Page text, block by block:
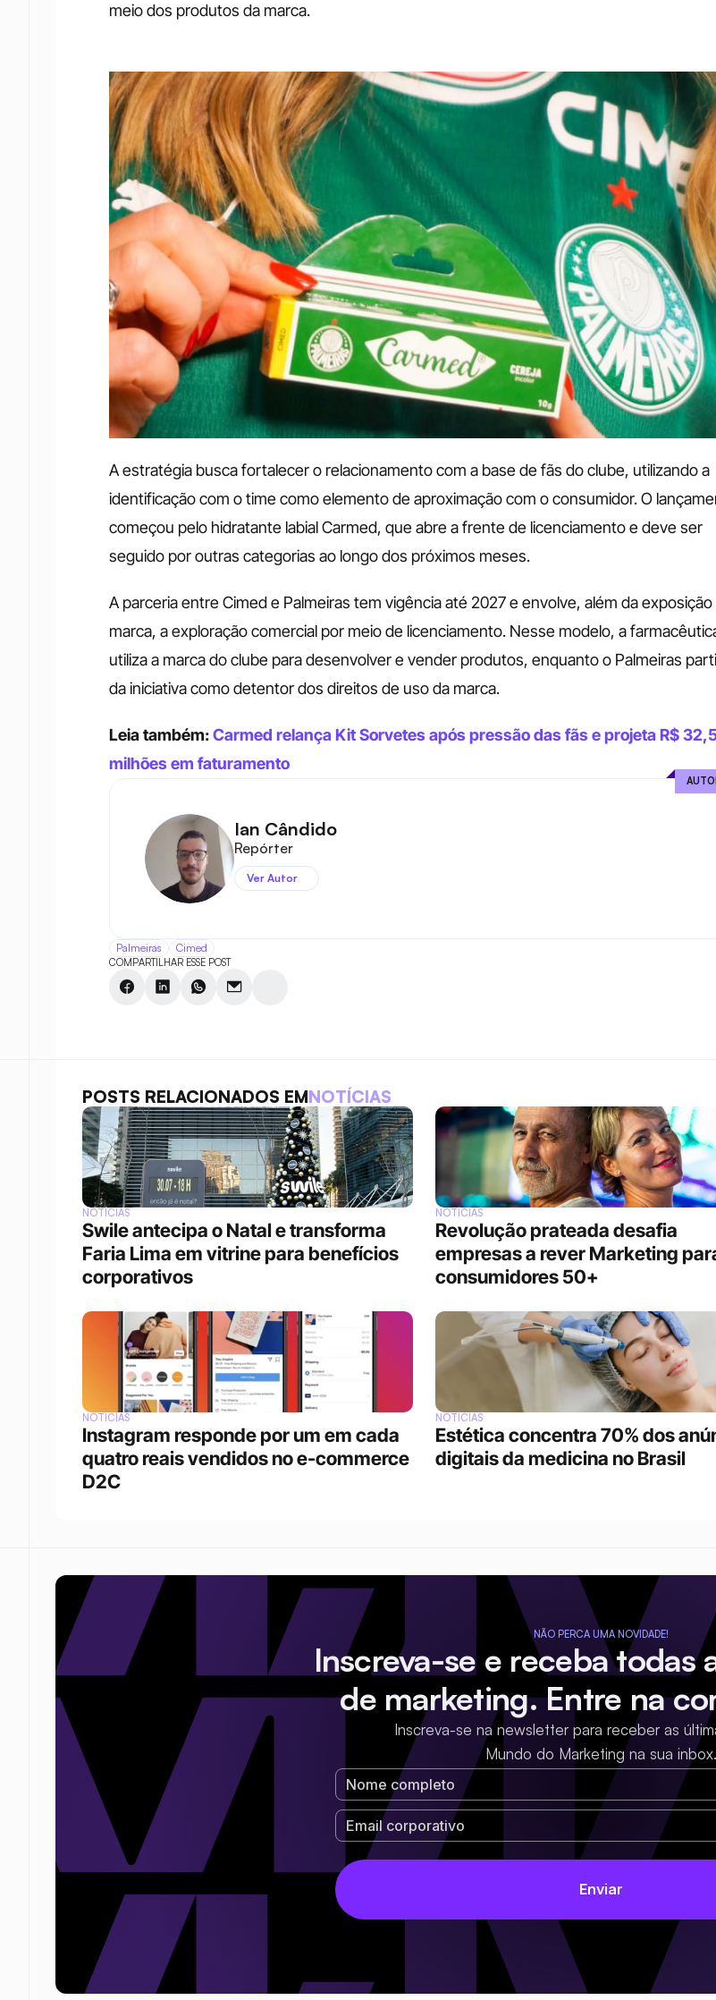
meio dos produtos da marca.
A estratégia busca fortalecer o relacionamento com a base de fãs do clube, utilizando a
identificação com o time como elemento de aproximação com o consumidor. O
começou pelo hidratante labial Carmed, que abre a frente de licenciamento e deve ser
seguido por outras categorias ao longo dos próximos meses.
A parceria entre Cimed e Palmeiras tem vigência até 2027 e envolve, além da exposição
marca, a exploração comercial por meio de licenciamento. Nesse modelo, a
utiliza a marca do clube para desenvolver e vender produtos, enquanto o Palmeiras
da iniciativa como detentor dos direitos de uso da marca.
Leia também: Carmed relança Kit Sorvetes após pressão das fãs e projeta R$
milhões em faturamento
Palmeiras Cimed
COMPARTILHAR ESSE POST
Ian Cândido
Repórter
Ver Autor
POSTS RELACIONADOS EMNOTÍCIAS
NOTÍCIAS
Swile antecipa o Natal e transforma
Faria Lima em vitrine para benefícios
corporativos
NOTÍCIAS
Revolução prateada desafia
empresas a rever Marketing
consumidores 50+
NOTÍCIAS
Instagram responde por um em cada
quatro reais vendidos no e-commerce
D2C
NOTÍCIAS
Estética concentra 70% dos
digitais da medicina no Brasil
NÃO PERCA UMA NOVIDADE!
Inscreva-se e receba todas
de marketing. Entre na
Inscreva-se na newsletter para receber as
Mundo do Marketing na sua inbox.